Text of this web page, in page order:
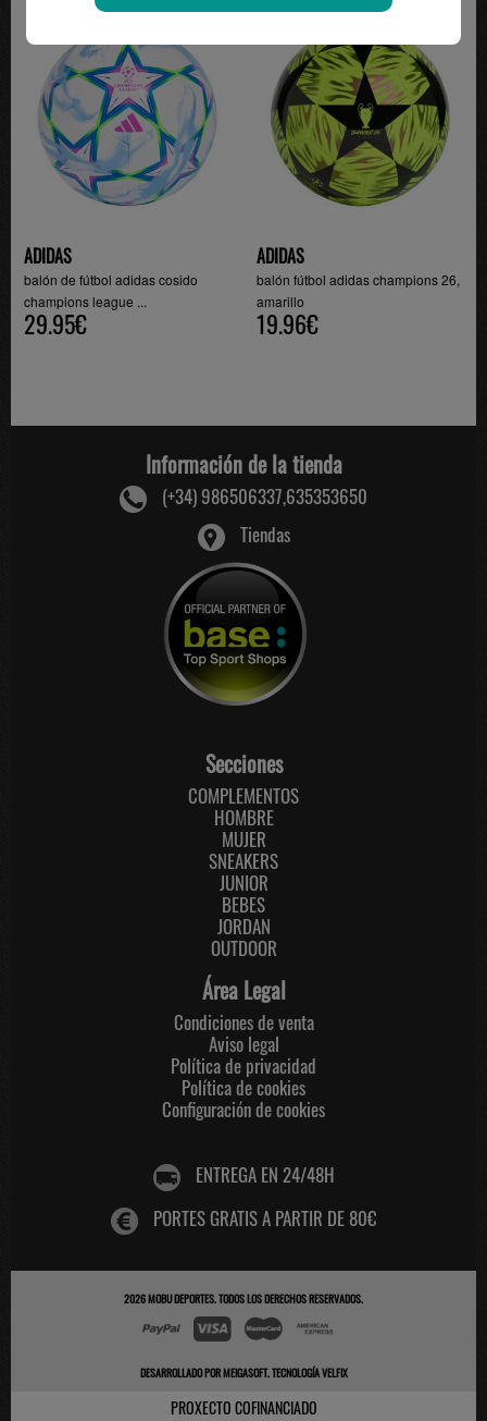
ADIDAS
balón de fútbol adidas cosido
champions league ...
29.95€
ADIDAS
balón fútbol adidas champions 26,
amarillo
19.96€
Información de la tienda
(+34) 986506337,635353650
Tiendas
Secciones
COMPLEMENTOS
HOMBRE
MUJER
SNEAKERS
JUNIOR
BEBES
JORDAN
OUTDOOR
Área Legal
Condiciones de venta
Aviso legal
Política de privacidad
Política de cookies
Configuración de cookies
ENTREGA EN 24/48H
PORTES GRATIS A PARTIR DE 80€
2026MOBU DEPORTES. TODOS LOS DERECHOS RESERVADOS.
DESARROLLADO PORMEIGASOFT.TECNOLOGÍA VELFIX
PROXECTO COFINANCIADO